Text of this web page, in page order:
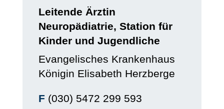
Leitende Ärztin
Neuropädiatrie, Station für
Kinder und Jugendliche
Evangelisches Krankenhaus
Königin Elisabeth Herzberge
F (030) 5472 299 593